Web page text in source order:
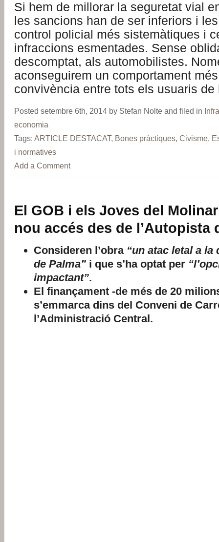
Si hem de millorar la seguretat vial
les sancions han de ser inferiors i
control policial més sistemàtiques i
infraccions esmentades. Sense
descomptat, als automobilistes.
aconseguirem un comportament
convivència entre tots els usuaris de
Posted setembre 6th, 2014 by Stefan Nolte and filed in
economia
Tags: ARTICLE DESTACAT, Bones pràctiques, Civisme,
i normatives
Add a Comment
El GOB i els Joves del
nou accés des de l’Autopista
Consideren l’obra “un atac letal a
de Palma” i que s’ha optat per
impactant”.
El finançament -de més de 20
s’emmarca dins del Conveni de
l’Administració Central.